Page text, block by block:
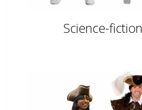
Science-fiction